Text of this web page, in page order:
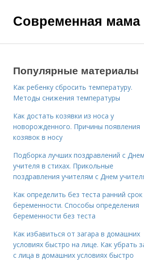
Современная мама
Популярные материалы
Как ребенку сбросить температуру.
Методы снижения температуры
Как достать козявки из носа у
новорожденного. Причины появления
козявок в носу
Подборка лучших поздравлений с Днем
учителя в стихах. Прикольные
поздравления учителям с Днем
Как определить без теста ранний срок
беременности. Способы определения
беременности без теста
Как избавиться от загара в домашних
условиях быстро на лице. Как убрать
с лица в домашних условиях быстро